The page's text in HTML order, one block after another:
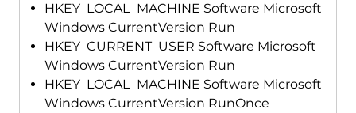
HKEY_LOCAL_MACHINE Software Microsoft
Windows CurrentVersion Run
HKEY_CURRENT_USER Software Microsoft
Windows CurrentVersion Run
HKEY_LOCAL_MACHINE Software Microsoft
Windows CurrentVersion RunOnce